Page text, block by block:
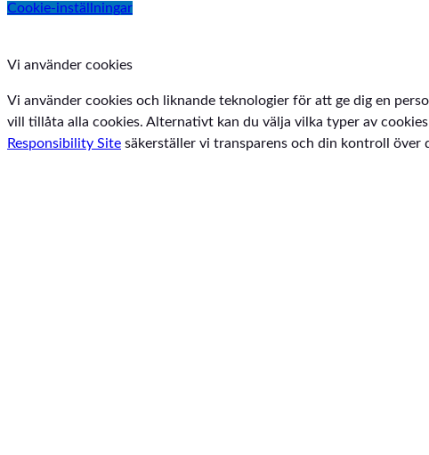
Cookie-inställningar
Vi använder cookies
Vi använder cookies och liknande teknologier för att ge dig en
vill tillåta alla cookies. Alternativt kan du välja vilka typer av
Responsibility Site säkerställer vi transparens och din kontroll över